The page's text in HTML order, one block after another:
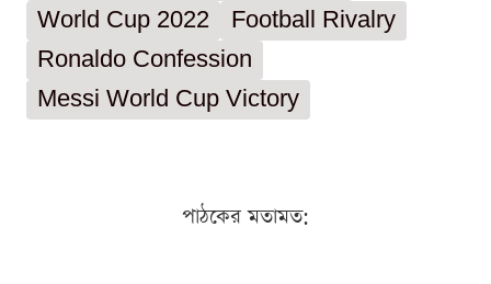
World Cup 2022
Football Rivalry
Ronaldo Confession
Messi World Cup Victory
পাঠকের মতামত: